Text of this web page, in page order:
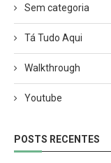
Sem categoria
Tá Tudo Aqui
Walkthrough
Youtube
POSTS RECENTES